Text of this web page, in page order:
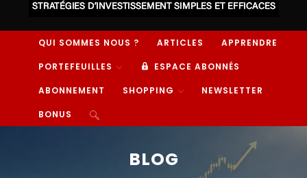
QUI SOMMES NOUS ? ARTICLES APPRENDRE
PORTEFEUILLES ESPACE ABONNÉS
ABONNEMENT SHOPPING NEWSLETTER
BONUS
BLOG